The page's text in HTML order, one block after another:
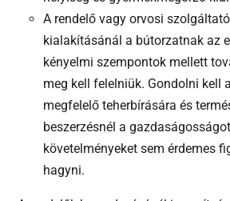
A rendelő vagy orvosi
kialakításánál a bútorzatnak az
kényelmi szempontok mellett
meg kell felelniük. Gondolni kell
megfelelő teherbírására és
beszerzésnél a
követelményeket sem érdemes
hagyni.